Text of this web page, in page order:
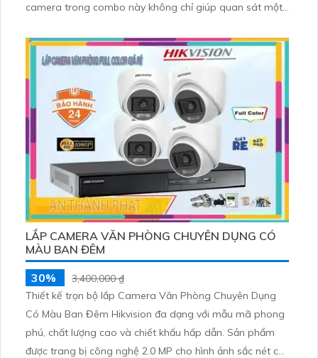
camera trong combo này không chỉ giúp quan sát một
chuyển động, giảm thiểu các vấn đề liên quan đến an
ninh.
LẮP CAMERA VĂN PHÒNG CHUYÊN DỤNG CÓ
MÀU BAN ĐÊM
30%
3,400,000 ₫
Thiết kế trọn bộ lắp Camera Văn Phòng Chuyên Dụng
Có Màu Ban Đêm Hikvision đa dạng với mẫu mã phong
phú, chất lượng cao và chiết khấu hấp dẫn. Sản phẩm
được trang bị công nghệ 2.0 MP cho hình ảnh sắc nét cả